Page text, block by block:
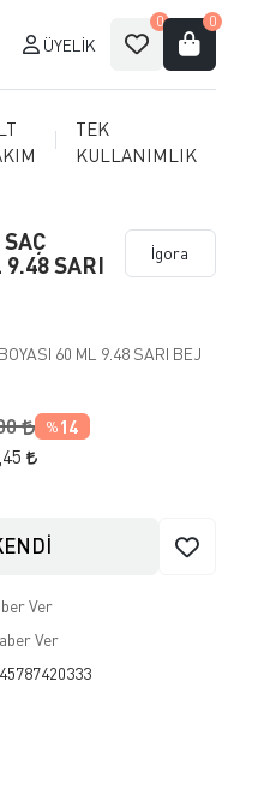
ÜYELIK
0 0
TEK
KULLANIMLIK
9.48 SARI
İgora
60 ML 9.48 SARI BEJ
% 14
Ver
Ver